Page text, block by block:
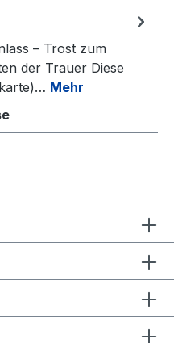
– Trost zum
der Trauer Diese
Mehr